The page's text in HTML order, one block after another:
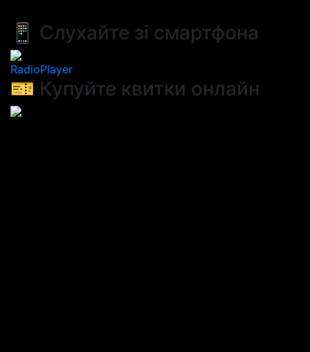
📱 Слухайте зі смартфона
RadioPlayer
🎫 Купуйте квитки онлайн